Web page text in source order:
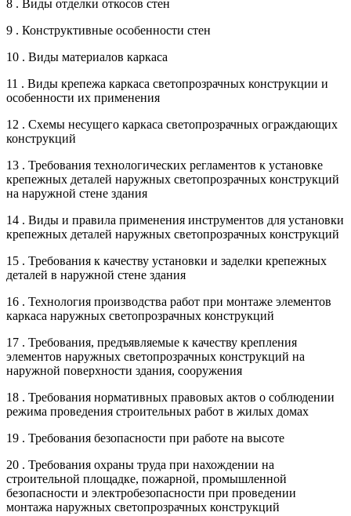
8 . Виды отделки откосов стен
9 . Конструктивные особенности стен
10 . Виды материалов каркаса
11 . Виды крепежа каркаса светопрозрачных конструкции и
особенности их применения
12 . Схемы несущего каркаса светопрозрачных ограждающих
конструкций
13 . Требования технологических регламентов к установке
крепежных деталей наружных светопрозрачных конструкций
на наружной стене здания
14 . Виды и правила применения инструментов для установки
крепежных деталей наружных светопрозрачных конструкций
15 . Требования к качеству установки и заделки крепежных
деталей в наружной стене здания
16 . Технология производства работ при монтаже элементов
каркаса наружных светопрозрачных конструкций
17 . Требования, предъявляемые к качеству крепления
элементов наружных светопрозрачных конструкций на
наружной поверхности здания, сооружения
18 . Требования нормативных правовых актов о соблюдении
режима проведения строительных работ в жилых домах
19 . Требования безопасности при работе на высоте
20 . Требования охраны труда при нахождении на
строительной площадке, пожарной, промышленной
безопасности и электробезопасности при проведении
монтажа наружных светопрозрачных конструкций